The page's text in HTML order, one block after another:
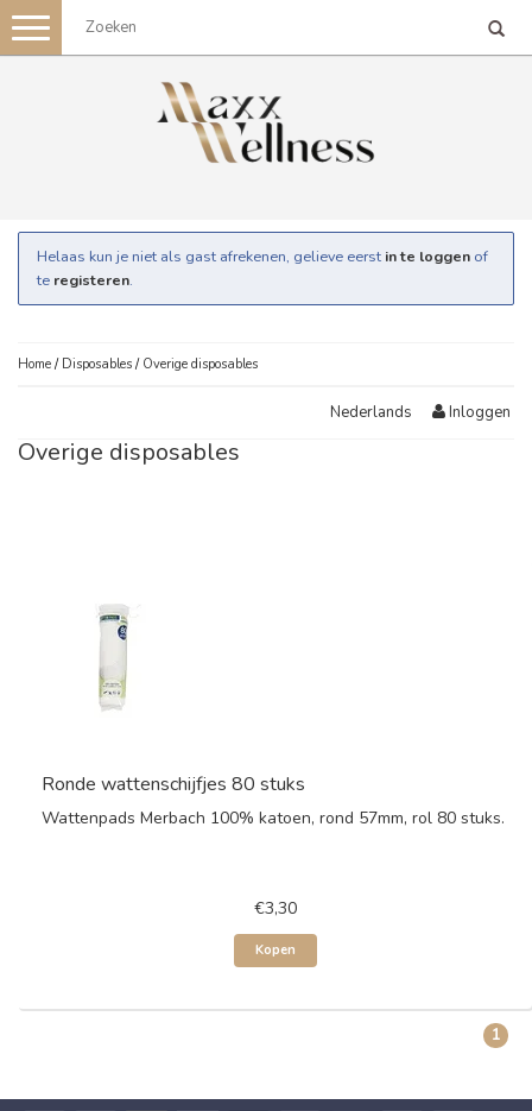
Toggle
navigation
Helaas kun je niet als gast afrekenen, gelieve eerst in te loggen of
te registeren.
Home / Disposables / Overige disposables
Nederlands Inloggen
Overige disposables
Ronde wattenschijfjes 80 stuks
Wattenpads Merbach 100% katoen, rond 57mm, rol 80 stuks.
€3,30
Kopen
1